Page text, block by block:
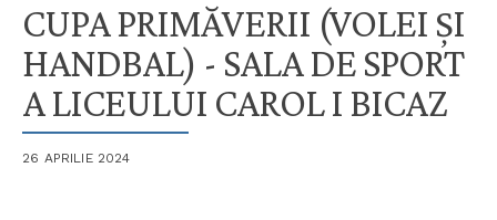
CUPA PRIMĂVERII (VOLEI ȘI
HANDBAL) - SALA DE SPORT
A LICEULUI CAROL I BICAZ
26 APRILIE 2024